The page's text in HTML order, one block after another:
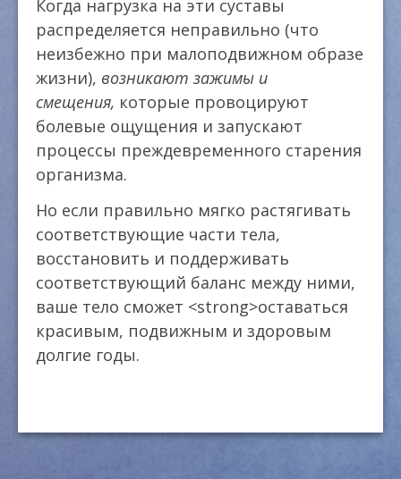
Когда нагрузка на эти суставы
распределяется неправильно (что
неизбежно при малоподвижном образе
жизни), возникают зажимы и
смещения, которые провоцируют
болевые ощущения и запускают
процессы преждевременного старения
организма.
Но если правильно мягко растягивать
соответствующие части тела,
восстановить и поддерживать
соответствующий баланс между ними,
ваше тело сможет <strong>оставаться
красивым, подвижным и здоровым
долгие годы.